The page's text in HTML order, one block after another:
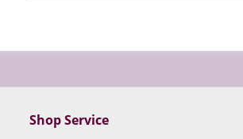
Shop Service